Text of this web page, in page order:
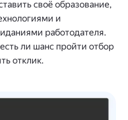
своё образование,
и
работодателя.
ли шанс пройти отбор
отклик.